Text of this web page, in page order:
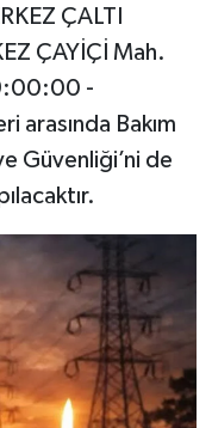
ÇALTI
ÇAYİÇİ Mah.
-
Bakım
Güvenliği’ni de